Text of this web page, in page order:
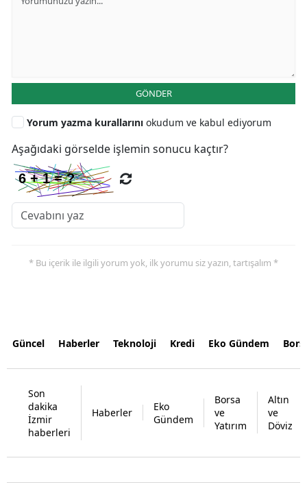
GÖNDER
Yorum yazma kurallarını okudum ve kabul ediyorum
Aşağıdaki görselde işlemin sonucu kaçtır?
* Bu içerik ile ilgili yorum yok, ilk yorumu siz yazın, tartışalım *
Güncel Haberler Teknoloji Kredi Eko Gündem
Son
dakika
İzmir
haberleri
Haberler
Eko
Gündem
Borsa
ve
Yatırım
Altın
ve
Döviz